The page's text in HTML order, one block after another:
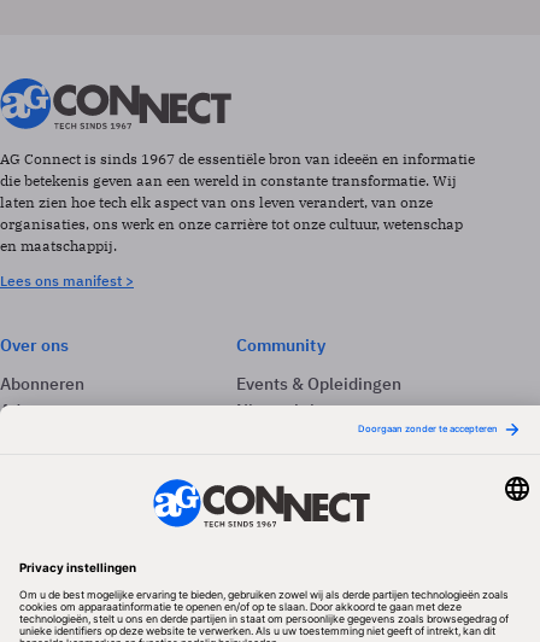
AG Connect is sinds 1967 de essentiële bron van ideeën en informatie
die betekenis geven aan een wereld in constante transformatie. Wij
laten zien hoe tech elk aspect van ons leven verandert, van onze
organisaties, ons werk en onze carrière tot onze cultuur, wetenschap
en maatschappij.
Lees ons manifest >
Over ons
Abonneren
Adverteren
Community
Events & Opleidingen
Nieuwsbrieven
Volg ons